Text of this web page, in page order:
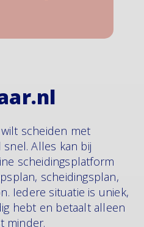
scheiden met
Alles kan bij
scheidingsplatform
scheidingsplan,
Iedere situatie is uniek,
hebt en betaalt alleen
minder.